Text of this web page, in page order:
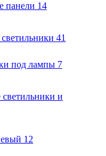
панели 14
41
под лампы 7
и
12